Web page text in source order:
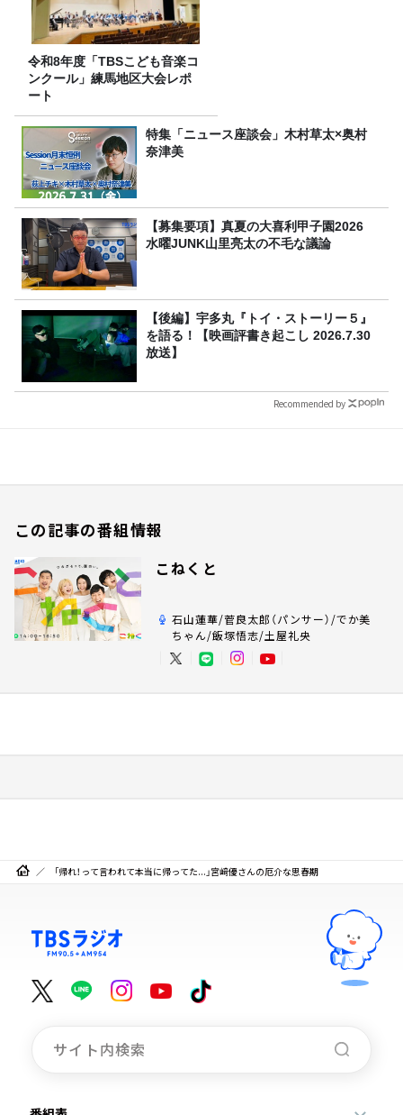
令和8年度「TBSこども音楽コ
ンクール」練馬地区大会レポ
ート
特集「ニュース座談会」木村草太×奥村
奈津美
【募集要項】真夏の大喜利甲子園2026
水曜JUNK山里亮太の不毛な議論
【後編】宇多丸『トイ・ストーリー５』
を語る！【映画評書き起こし 2026.7.30
放送】
Recommended by
この記事の番組情報
こねくと
石山蓮華/菅良太郎（パンサー）/でか美
ちゃん/飯塚悟志/土屋礼央
「帰れ！って言われて本当に帰ってた...」宮﨑優さんの厄介な思春期